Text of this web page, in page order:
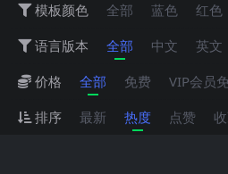
模板颜色
全部 蓝色 红色
语言版本
全部 中文 英文
价格
全部 免费 VIP会员
排序
最新 热度 点赞